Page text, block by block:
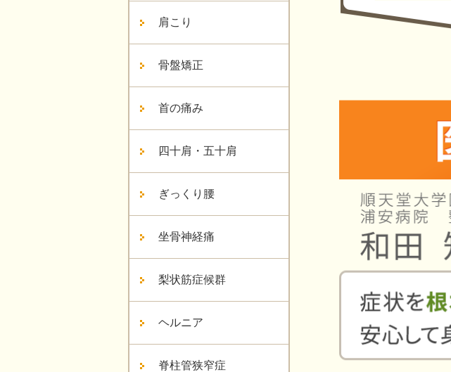
肩こり
骨盤矯正
首の痛み
四十肩・五十肩
ぎっくり腰
坐骨神経痛
梨状筋症候群
ヘルニア
脊柱管狭窄症